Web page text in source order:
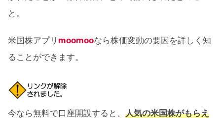
と。
米国株アプリ moomooなら株価変動の要因を詳しく知
ることができます。
今なら無料で口座開設すると、 人気の米国株がもらえ